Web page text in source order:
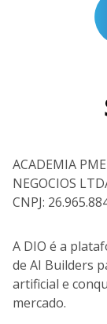
ACADEMIA
NEGOCIOS
CNPJ:
A DIO é a
de AI Builders
artificial e
mercado.